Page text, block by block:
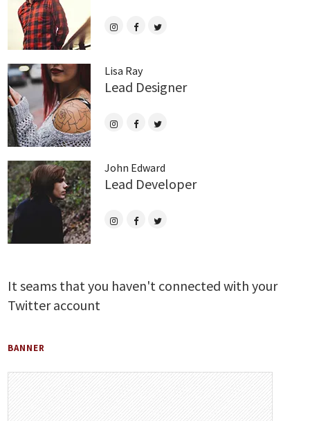
Lisa Ray
Lead Designer
John Edward
Lead Developer
It seams that you haven't connected with your
Twitter account
BANNER